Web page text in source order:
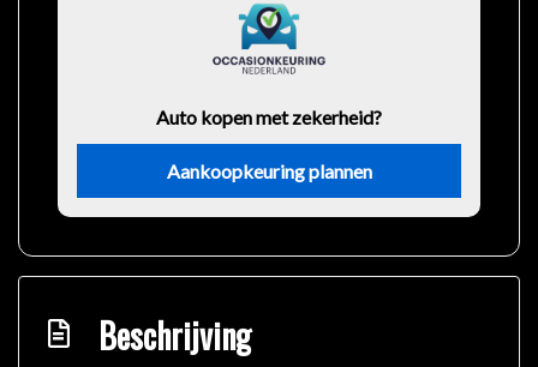
Auto kopen met zekerheid?
Aankoopkeuring plannen
Beschrijving